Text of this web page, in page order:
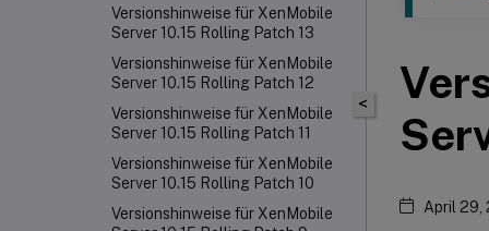
Versionshinweise für XenMobile
Server 10.15 Rolling Patch 13
Versionshinweise für XenMobile
Server 10.15 Rolling Patch 12
Versionshinweise für XenMobile
Server 10.15 Rolling Patch 11
Versionshinweise für XenMobile
Server 10.15 Rolling Patch 10
Versionshinweise für XenMobile
<
April 29,